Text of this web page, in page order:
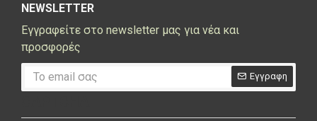
NEWSLETTER
Εγγραφείτε στο newsletter μας για νέα και
προσφορές
Εγγραφη